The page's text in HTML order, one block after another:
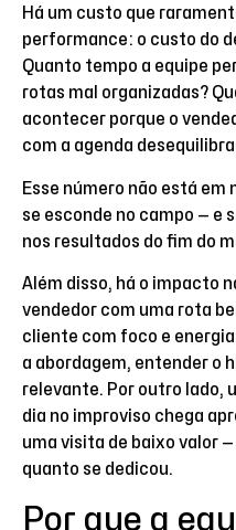
Há um custo que
performance: o custo do
Quanto tempo a equipe
rotas mal organizadas?
acontecer porque o
com a agenda
Esse número não está em
se esconde no campo — e
nos resultados do fim do
Além disso, há o impacto
vendedor com uma rota
cliente com foco e
a abordagem, entender o
relevante. Por outro lado,
dia no improviso chega
uma visita de baixo valor
quanto se dedicou.
Por que a